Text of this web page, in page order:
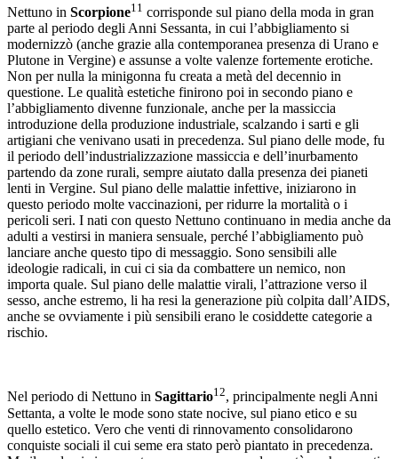
Nettuno in Scorpione11 corrisponde sul piano della moda in gran
parte al periodo degli Anni Sessanta, in cui l’abbigliamento si
modernizzò (anche grazie alla contemporanea presenza di Urano e
Plutone in Vergine) e assunse a volte valenze fortemente erotiche.
Non per nulla la minigonna fu creata a metà del decennio in
questione. Le qualità estetiche finirono poi in secondo piano e
l’abbigliamento divenne funzionale, anche per la massiccia
introduzione della produzione industriale, scalzando i sarti e gli
artigiani che venivano usati in precedenza. Sul piano delle mode, fu
il periodo dell’industrializzazione massiccia e dell’inurbamento
partendo da zone rurali, sempre aiutato dalla presenza dei pianeti
lenti in Vergine. Sul piano delle malattie infettive, iniziarono in
questo periodo molte vaccinazioni, per ridurre la mortalità o i
pericoli seri. I nati con questo Nettuno continuano in media anche da
adulti a vestirsi in maniera sensuale, perché l’abbigliamento può
lanciare anche questo tipo di messaggio. Sono sensibili alle
ideologie radicali, in cui ci sia da combattere un nemico, non
importa quale. Sul piano delle malattie virali, l’attrazione verso il
sesso, anche estremo, li ha resi la generazione più colpita dall’AIDS,
anche se ovviamente i più sensibili erano le cosiddette categorie a
rischio.
Nel periodo di Nettuno in Sagittario12, principalmente negli Anni
Settanta, a volte le mode sono state nocive, sul piano etico e su
quello estetico. Vero che venti di rinnovamento consolidarono
conquiste sociali il cui seme era stato però piantato in precedenza.